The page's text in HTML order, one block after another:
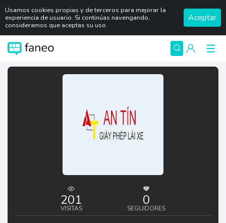
Usamos cookies propias y de terceros para mejorar la
experiencia de usuario. Si continúas navengando,
consideramos que aceptas su uso.
Aceptar
201
VISITAS
0
SEGUIDORES